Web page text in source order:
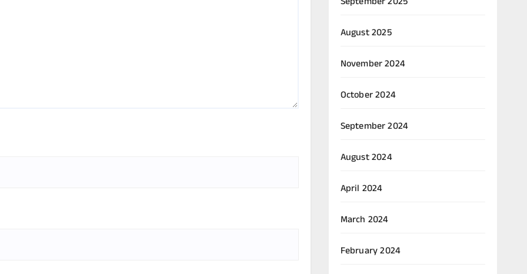
August 2025
November 2024
October 2024
September 2024
August 2024
April 2024
March 2024
February 2024